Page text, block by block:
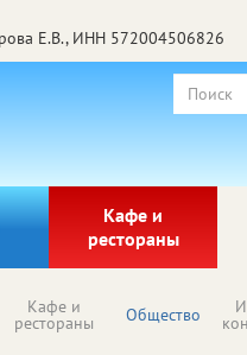
Е.В., ИНН 572004506826
Кафе и
рестораны
Кафе и
рестораны Общество